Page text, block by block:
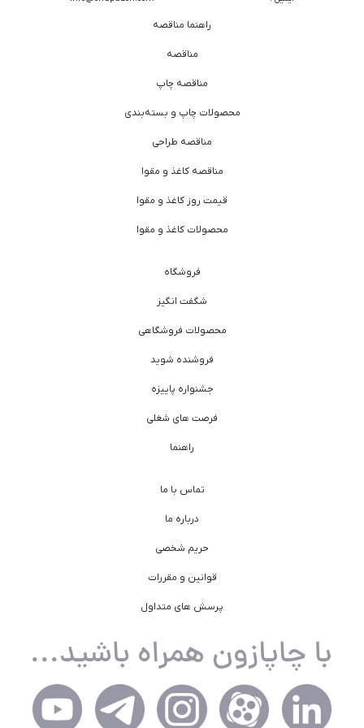
راهنما مناقصه
مناقصه
مناقصه چاپ
محصولات چاپ و بسته‌بندی
مناقصه طراحی
مناقصه کاغذ و مقوا
قیمت روز کاغذ و مقوا
محصولات کاغذ و مقوا
فروشگاه
شگفت انگیز
محصولات فروشگاهی
فروشنده شوید
جشنواره پاییزه
فرصت های شغلی
راهنما
تماس با ما
درباره ما
حریم شخصی
قوانین و مقررات
پرسش های متداول